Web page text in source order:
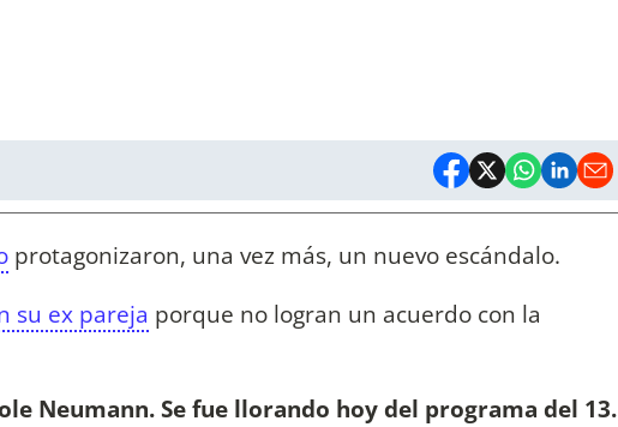
protagonizaron, una vez más, un nuevo escándalo.
su ex pareja porque no logran un acuerdo con la
Neumann. Se fue llorando hoy del programa del 13.